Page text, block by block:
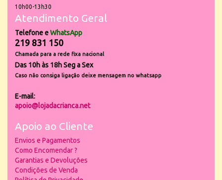
10h00-13h30
Atendimento Geral
Telefone eWhatsApp
219 831 150
Chamada para a rede fixa nacional
Das 10h às 18h Seg a Sex
Caso não consiga ligação deixe mensagem no whatsapp
E-mail:
apoio@lojadacrianca.net
Apoio ao Cliente
Envios e Pagamentos
Como Encomendar ?
Garantias e Devoluções
Condições de Venda